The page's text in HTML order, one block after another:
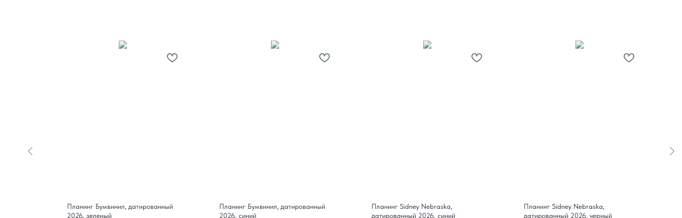
Планинг Бумвинил, датированный
2026, зеленый
Планинг Бумвинил, датированный
2026, синий
Планинг Sidney Nebraska,
датированный 2026, синий
Планинг Sidney Nebraska,
датированный 2026, черный